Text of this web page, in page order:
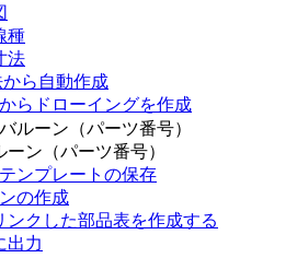
種
法
ら自動作成
らドローイングを作成
ルーン（パーツ番号）
ン（パーツ番号）
ンプレートの保存
の作成
ンクした部品表を作成する
出力